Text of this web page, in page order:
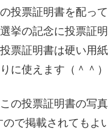
の投票証明書を配って
選挙の記念に投票証
投票証明書は硬い用
りに使えます（＾＾）
この投票証明書の写
で掲載されてもよ